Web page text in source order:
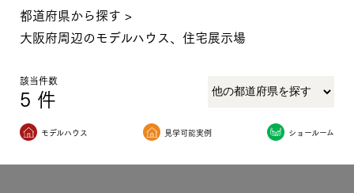
都道府県から探す >
大阪府周辺のモデルハウス、住宅展示場
該当件数
5 件
モデルハウス 見学可能実例 ショールーム